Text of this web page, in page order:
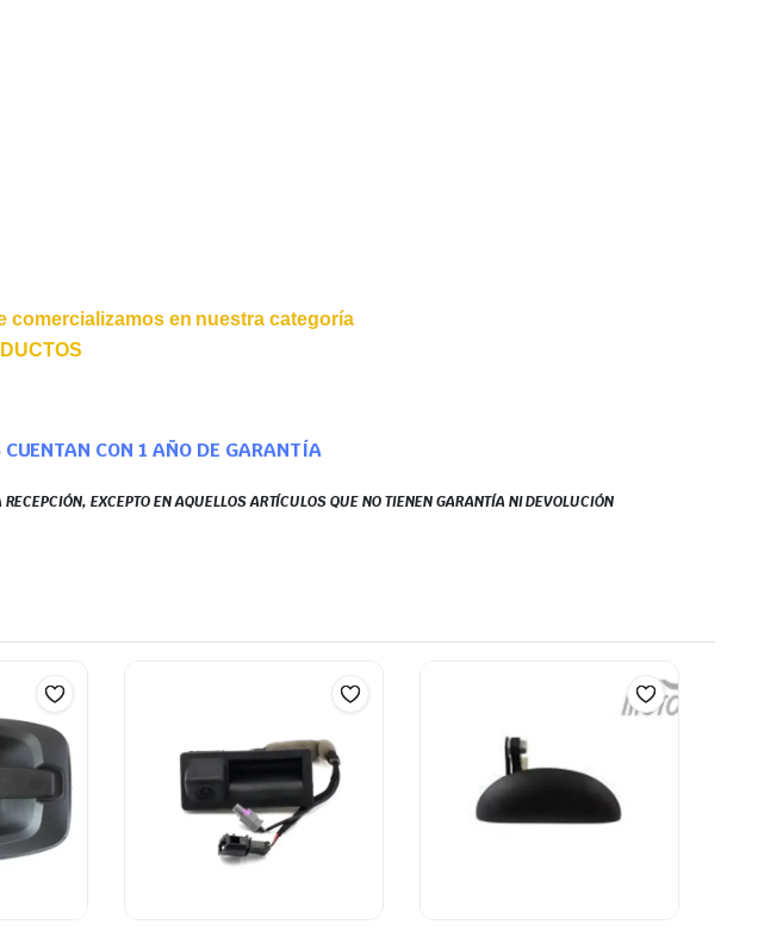
comercializamos en nuestra categoría
CON 1 AÑO DE GARANTÍA
EXCEPTO EN AQUELLOS ARTÍCULOS QUE NO TIENEN GARANTÍA NI DEVOLUCIÓN